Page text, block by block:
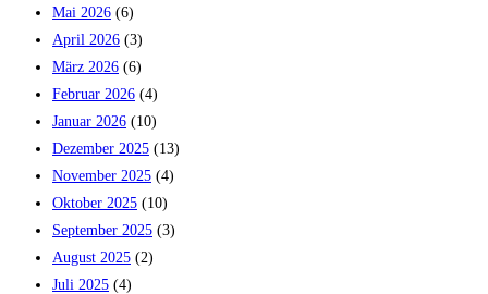
Mai 2026 (6)
April 2026 (3)
März 2026 (6)
Februar 2026 (4)
Januar 2026 (10)
Dezember 2025 (13)
November 2025 (4)
Oktober 2025 (10)
September 2025 (3)
August 2025 (2)
Juli 2025 (4)